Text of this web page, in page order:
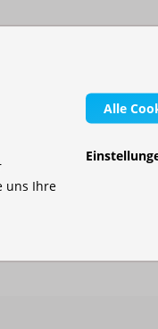
Camouflage
– perfekt für
uns Ihre
Alle